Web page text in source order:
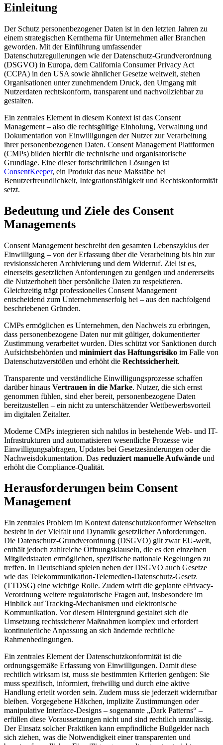
Einleitung
Der Schutz personenbezogener Daten ist in den letzten Jahren zu
einem strategischen Kernthema für Unternehmen aller Branchen
geworden. Mit der Einführung umfassender
Datenschutzregulierungen wie der Datenschutz-Grundverordnung
(DSGVO) in Europa, dem California Consumer Privacy Act
(CCPA) in den USA sowie ähnlicher Gesetze weltweit, stehen
Organisationen unter zunehmendem Druck, den Umgang mit
Nutzerdaten rechtskonform, transparent und nachvollziehbar zu
gestalten.
Ein zentrales Element in diesem Kontext ist das Consent
Management – also die rechtsgültige Einholung, Verwaltung und
Dokumentation von Einwilligungen der Nutzer zur Verarbeitung
ihrer personenbezogenen Daten. Consent Management Plattformen
(CMPs) bilden hierfür die technische und organisatorische
Grundlage. Eine dieser fortschrittlichen Lösungen ist
ConsentKeeper, ein Produkt das neue Maßstäbe bei
Benutzerfreundlichkeit, Integrationsfähigkeit und Rechtskonformität
setzt.
Bedeutung und Ziele des Consent
Managements
Consent Management beschreibt den gesamten Lebenszyklus der
Einwilligung – von der Erfassung über die Verarbeitung bis hin zur
revisionssicheren Archivierung und dem Widerruf. Ziel ist es,
einerseits gesetzlichen Anforderungen zu genügen und andererseits
die Nutzerhoheit über persönliche Daten zu respektieren.
Gleichzeitig trägt professionelles Consent Management
entscheidend zum Unternehmenserfolg bei – aus den nachfolgend
beschriebenen Gründen.
CMPs ermöglichen es Unternehmen, den Nachweis zu erbringen,
dass personenbezogene Daten nur mit gültiger, dokumentierter
Zustimmung verarbeitet wurden. Dies schützt vor Sanktionen durch
Aufsichtsbehörden und minimiert das Haftungsrisiko im Falle von
Datenschutzverstößen und erhöht die Rechtssicherheit.
Transparente und verständliche Einwilligungsprozesse schaffen
darüber hinaus Vertrauen in die Marke. Nutzer, die sich ernst
genommen fühlen, sind eher bereit, personenbezogene Daten
bereitzustellen – ein nicht zu unterschätzender Wettbewerbsvorteil
im digitalen Zeitalter.
Moderne CMPs integrieren sich nahtlos in bestehende Web- und IT-
Infrastrukturen und automatisieren wesentliche Prozesse wie
Einwilligungsabfragen, Updates bei Gesetzesänderungen oder die
Nachweisdokumentation. Das reduziert manuelle Aufwände und
erhöht die Compliance-Qualität.
Herausforderungen beim Consent
Management
Ein zentrales Problem im Kontext datenschutzkonformer Webseiten
besteht in der Vielfalt und Dynamik gesetzlicher Anforderungen.
Die Datenschutz-Grundverordnung (DSGVO) gilt zwar EU-weit,
enthält jedoch zahlreiche Öffnungsklauseln, die es den einzelnen
Mitgliedstaaten ermöglichen, spezifische nationale Regelungen zu
treffen. In Deutschland spielen neben der DSGVO auch Gesetze
wie das Telekommunikation-Telemedien-Datenschutz-Gesetz
(TTDSG) eine wichtige Rolle. Zudem wirft die geplante ePrivacy-
Verordnung weitere regulatorische Fragen auf, insbesondere im
Hinblick auf Tracking-Mechanismen und elektronische
Kommunikation. Vor diesem Hintergrund gestaltet sich die
Umsetzung rechtssicherer Maßnahmen komplex und erfordert
kontinuierliche Anpassung an sich ändernde rechtliche
Rahmenbedingungen.
Ein zentrales Element der Datenschutzkonformität ist die
ordnungsgemäße Erfassung von Einwilligungen. Damit diese
rechtlich wirksam ist, muss sie bestimmten Kriterien genügen: Sie
muss spezifisch, informiert, freiwillig und durch eine aktive
Handlung erteilt worden sein. Zudem muss sie jederzeit widerrufbar
bleiben. Vorgegebene Häkchen, implizite Zustimmungen oder
manipulative Interface-Designs – sogenannte „Dark Patterns“ –
erfüllen diese Voraussetzungen nicht und sind rechtlich unzulässig.
Der Einsatz solcher Praktiken kann empfindliche Bußgelder nach
sich ziehen, was die Notwendigkeit einer transparenten und